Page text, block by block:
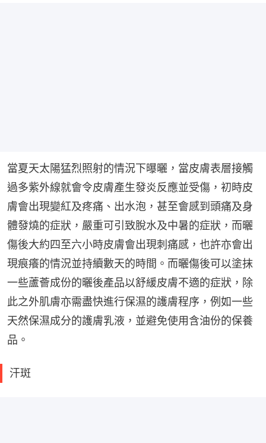
當夏天太陽猛烈照射的情況下曝曬，當皮膚表層接觸
過多紫外線就會令皮膚產生發炎反應並受傷，初時皮
膚會出現變紅及疼痛、出水泡，甚至會感到頭痛及身
體發燒的症狀，嚴重可引致脫水及中暑的症狀，而曬
傷後大約四至六小時皮膚會出現刺痛感，也許亦會出
現痕癢的情況並持續數天的時間。而曬傷後可以塗抹
一些蘆薈成份的曬後產品以舒緩皮膚不適的症狀，除
此之外肌膚亦需盡快進行保濕的護膚程序，例如一些
天然保濕成分的護膚乳液，並避免使用含油份的保養
品。
汗斑